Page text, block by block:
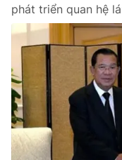
phát triển quan hệ